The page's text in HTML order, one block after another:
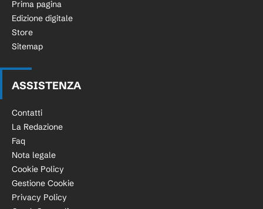
Prima pagina
Edizione digitale
Store
Sitemap
ASSISTENZA
Contatti
La Redazione
Faq
Nota legale
Cookie Policy
Gestione Cookie
Privacy Policy